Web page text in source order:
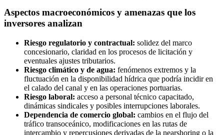
Aspectos macroeconómicos y amenazas que los
inversores analizan
Riesgo regulatorio y contractual: solidez del marco
concesionario, claridad en los procesos de licitación y
eventuales ajustes tributarios.
Riesgo climático y de agua: fenómenos extremos y la
fluctuación en la disponibilidad hídrica que podría incidir en
el calado del canal y en las operaciones portuarias.
Riesgo laboral: acceso a personal técnico capacitado,
dinámicas sindicales y posibles interrupciones laborales.
Dependencia de comercio global: cambios en el flujo del
tráfico transoceánico, modificaciones en las rutas de
intercambio y repercusiones derivadas de la nearshoring o la